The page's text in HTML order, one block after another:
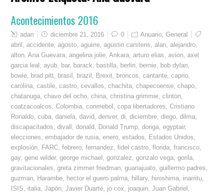
Acontecimientos 2016
adan diciembre 21, 2016 0 Anuario ,General
abril
,accidente ,agosto ,aguirre ,agustin carstens ,alan ,alejandro
alton ,Ana Guevara ,angelina jolie ,Ankara ,arturo elias ,avion ,axel
garcia leal
,ayub bar, barack bastilla berlin bernie bob dylan
bowie
brad pitt brasil brazil Brexit broncos ,cantante ,caprio
carolina ,castile ,castro ,cevallos ,chachita ,chapecoense ,chapo
chatanuga ,chavo del ocho ,china ,christina grimmie ,clinton
coatzacoalcos ,Colombia ,conmebol ,copa libertadores ,Cristiano
Ronaldo ,cuba ,daniela ,david ,denver,di ,diciembre ,diego ,dilma
discapacitados ,divall ,donald Donald Trump ,doriga ,egyptair,
elecciones ,embajador de rusia ,enero ,estados Estados Unidos
explosión
FARC ,febrero ,fernandez ,fidel castro ,florida ,francisco
gay,gene wilder,george michael ,gonzalez ,gonzalo vega ,gorila
gravitacionales ,greta zimmer friedman ,guanajuato ,guillermo padres
guzman
Harambe hector el guero palma hillary, hiroshima inarritu
ISIS
italia ,Japón ,Javier Duarte jo cox joaquin ,Juan Gabriel